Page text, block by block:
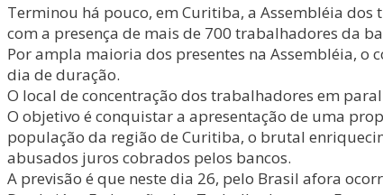
Terminou há pouco, em Curitiba, a Assembléia
com a presença de mais de 700 trabalhadores da
Por ampla maioria dos presentes na Assembléia,
dia de duração.
O local de concentração dos trabalhadores em
O objetivo é conquistar a apresentação de uma
população da região de Curitiba, o brutal
abusados juros cobrados pelos bancos.
A previsão é que neste dia 26, pelo Brasil afora